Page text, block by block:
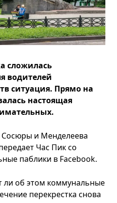
сложилась
водителей
ситуация. Прямо на
настоящая
и Менделеева
Час Пик со
паблики в Facebook.
ли об этом коммунальные
перекрестка снова